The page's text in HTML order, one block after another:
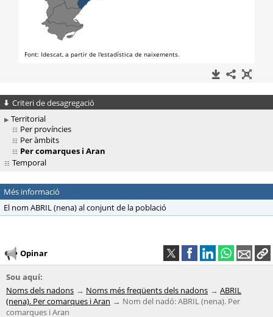
Criteri de desagregació
Territorial
Per províncies
Per àmbits
Per comarques i Aran
Temporal
Més informació
El nom ABRIL (nena) al conjunt de la població
Opinar
Sou aquí:
Noms dels nadons
Noms més freqüents dels nadons
ABRIL
(nena). Per comarques i Aran
Nom del nadó: ABRIL (nena). Per
comarques i Aran